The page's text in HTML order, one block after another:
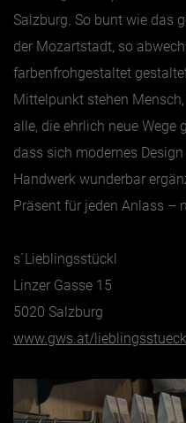
Salzburg. So bunt wie das
der Mozartstadt, so
farbenfrohgestaltet
Mittelpunkt stehen
alle, die ehrlich neue Wege
dass sich modernes
Handwerk wunderbar
Präsent für jeden Anlass –
s´Lieblingsstückl
Linzer Gasse 15
5020 Salzburg
www.gws.at/